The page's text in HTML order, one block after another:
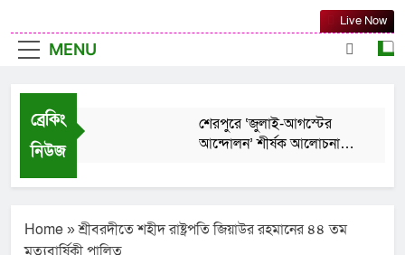
MENU
Live Now
ব্রেকিং
নিউজ
শেরপুরে ‘জুলাই-আগস্টের
আন্দোলন’ শীর্ষক আলোচনা
বদলগাছীতে স্কুলছাত্রীকে ধর্ষণ
অগ্নিসংযোগ ও ভাংচুর
August 6, 2026
Home»শ্রীবরদীতে শহীদ রাষ্ট্রপতি জিয়াউর রহমানের ৪৪ তম